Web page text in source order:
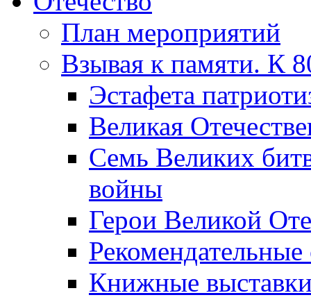
План мероприятий
Взывая к памяти. К
Эcтафета
Великая
Семь Великих
войны
Герои Великой
Рекомендательные
Книжные